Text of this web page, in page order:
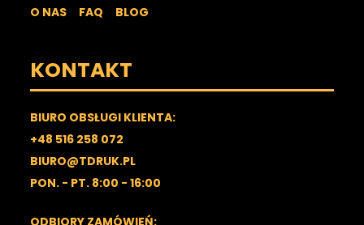
O NAS
FAQ BLOG
KONTAKT
BIURO OBSŁUGI KLIENTA:
+48 516 258 072
BIURO@TDRUK.PL
PON. - PT. 8:00 - 16:00